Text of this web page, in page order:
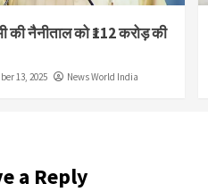
की नैनीताल को ₹112 करोड़ की
13, 2025 News World India
a Reply